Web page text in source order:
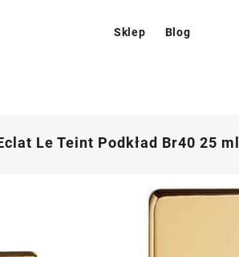
Sklep Blog
Le Teint Podkład Br40 25 ml